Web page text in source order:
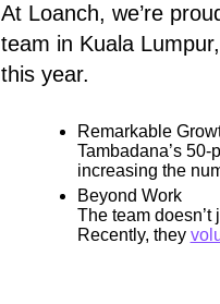
At Loanch, we’re
team in Kuala
this year.
Remarkable
Tambadana’s
increasing the
Beyond Work
The team
Recently, they